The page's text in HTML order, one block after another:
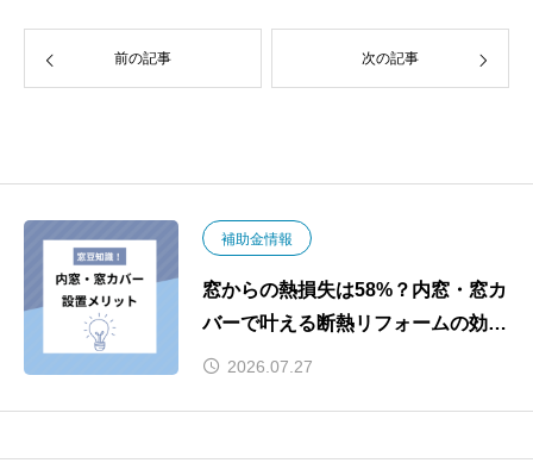
前の記事 次の記事
補助金情報
窓からの熱損失は58%？内窓・窓カ
バーで叶える断熱リフォームの効果
と2026年補助金
2026.07.27